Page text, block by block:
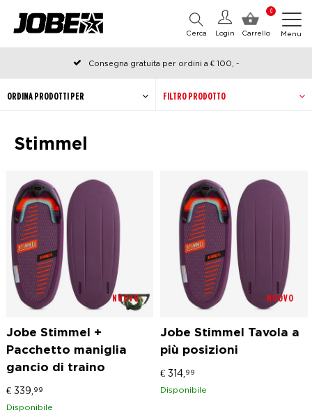
0
Carrello
Login
Cerca Menu
Consegna gratuita per ordini a € 100, -
Ordinato prima delle 12:00 nei giorni lavorativi, spedito lo stesso
giornoFILTRO PRODOTTO
Stimmel
ORDINA PRODOTTI PER
NUOVO
Jobe Stimmel +
Pacchetto maniglia
gancio di traino
€ 339, 99
Disponibile
NUOVO
Jobe Stimmel Tavola a
più posizioni
€ 314, 99
Disponibile